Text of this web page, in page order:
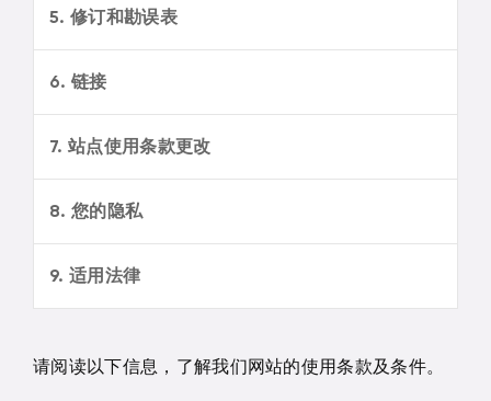
5. 修订和勘误表
6. 链接
7. 站点使用条款更改
8. 您的隐私
9. 适用法律
请阅读以下信息，了解我们网站的使用条款及条件。